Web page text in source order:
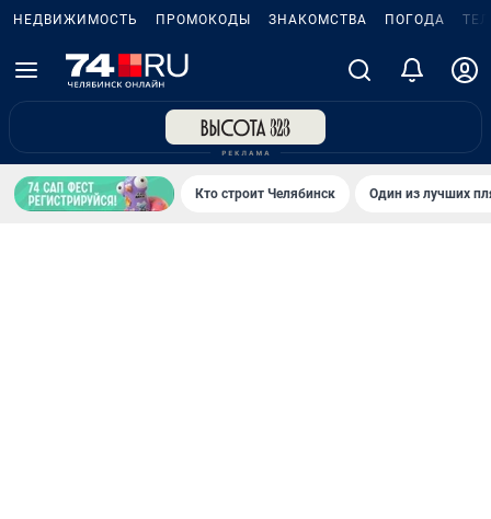
НЕДВИЖИМОСТЬ ПРОМОКОДЫ ЗНАКОМСТВА ПОГОДА
Кто строит Челябинск Один из лучших